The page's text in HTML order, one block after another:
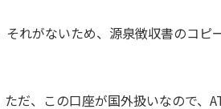
れがないため、源泉徴収書のコピ
だ、この口座が国外扱いなので、